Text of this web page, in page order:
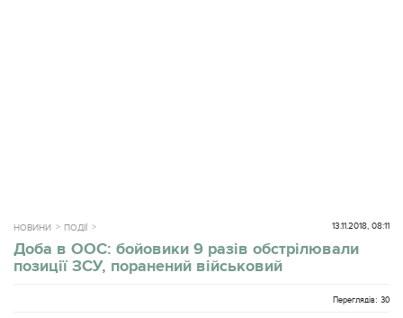
НОВИНИ ПОДІЇ 13.11.2018, 08:11
Доба в ООС: бойовики 9 разів обстрілювали
позиції ЗСУ, поранений військовий
Переглядів: 30